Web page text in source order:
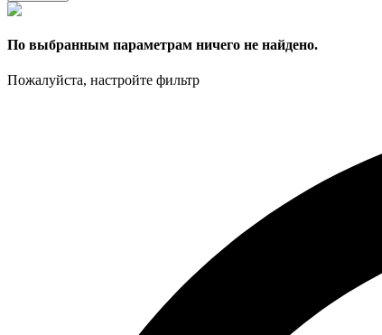
По выбранным параметрам ничего не найдено.
Пожалуйста, настройте фильтр